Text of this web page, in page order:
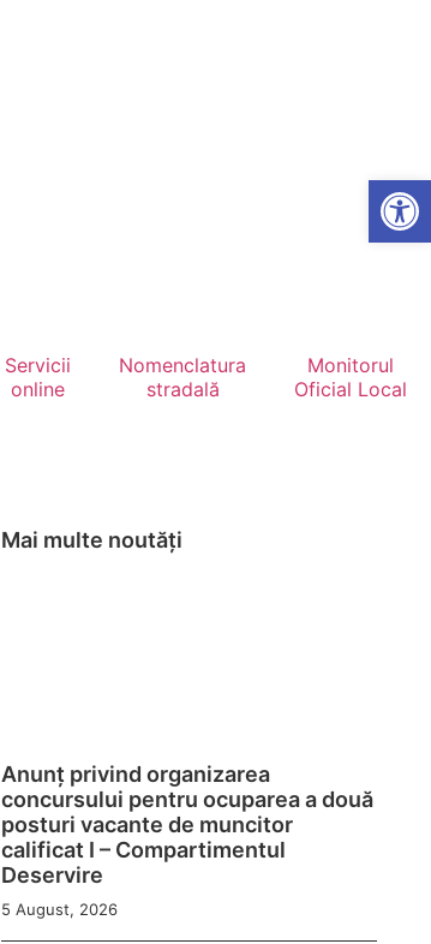
Servicii
online
Nomenclatura
stradală
Monitorul
Oficial Local
Mai multe noutăți
Anunț privind organizarea
concursului pentru ocuparea a două
posturi vacante de muncitor
calificat I – Compartimentul
Deservire
5 August, 2026